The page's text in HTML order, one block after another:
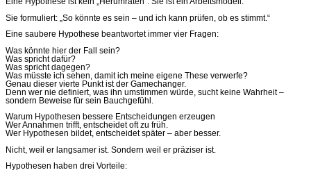
Sie formuliert: „So könnte es sein – und ich kann prüfen, ob es stimmt.“
Eine saubere Hypothese beantwortet immer vier Fragen:
Was könnte hier der Fall sein?
Was spricht dafür?
Was spricht dagegen?
Was müsste ich sehen, damit ich meine eigene These verwerfe?
Genau dieser vierte Punkt ist der Gamechanger.
Denn wer nie definiert, was ihn umstimmen würde, sucht keine Wahrheit –
sondern Beweise für sein Bauchgefühl.
Warum Hypothesen bessere Entscheidungen erzeugen
Wer Annahmen trifft, entscheidet oft zu früh.
Wer Hypothesen bildet, entscheidet später – aber besser.
Nicht, weil er langsamer ist. Sondern weil er präziser ist.
Hypothesen haben drei Vorteile: